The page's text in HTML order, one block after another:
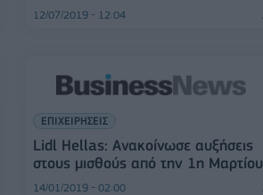
12/07/2019 - 12:04
ΕΠΙΧΕΙΡΗΣΕΙΣ
Lidl Hellas: Ανακοίνωσε αυξήσεις
στους μισθούς από την 1η Μαρτίου
14/01/2019 - 02:00